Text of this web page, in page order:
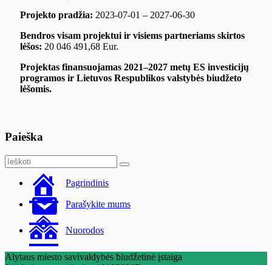
Projekto pradžia: 2023-07-01 – 2027-06-30
Bendros visam projektui ir visiems partneriams skirtos
lėšos: 20 046 491,68 Eur.
Projektas finansuojamas 2021–2027 metų ES investicijų
programos ir Lietuvos Respublikos valstybės biudžeto
lėšomis.
Paieška
Search
for:
Search
Pagrindinis
Parašykite mums
Nuorodos
Alytaus miesto savivaldybės biudžetinė įstaiga